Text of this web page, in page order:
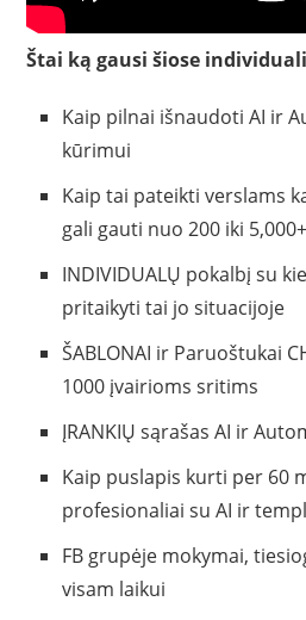
Štai ką gausi šiose
Kaip pilnai išnaudoti AI ir
kūrimui
Kaip tai pateikti verslams
gali gauti nuo 200 iki
INDIVIDUALŲ pokalbį su
pritaikyti tai jo situacijoje
ŠABLONAI ir Paruoštukai
1000 įvairioms sritims
ĮRANKIŲ sąrašas AI ir
Kaip puslapis kurti per 60
profesionaliai su AI ir
FB grupėje mokymai,
visam laikui